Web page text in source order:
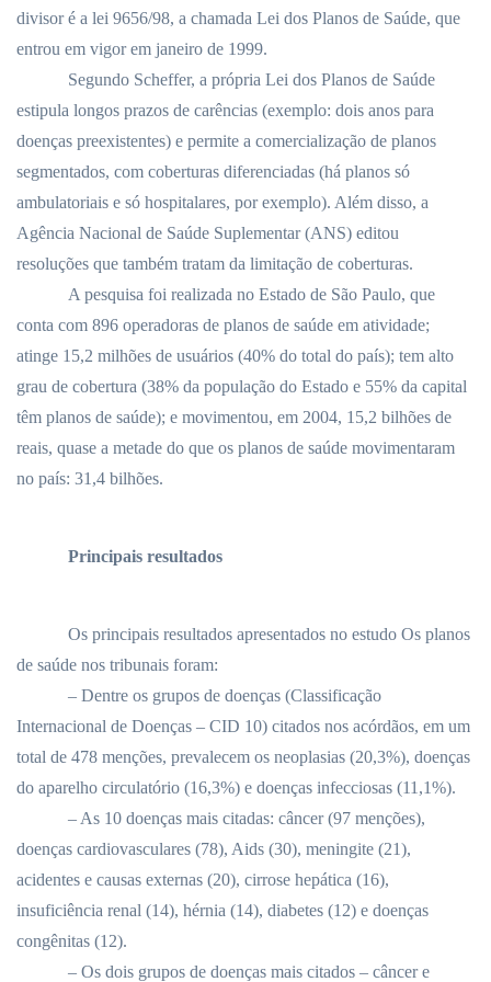
divisor é a lei 9656/98, a chamada Lei dos Planos de Saúde, que
entrou em vigor em janeiro de 1999.
Segundo Scheffer, a própria Lei dos Planos de Saúde
estipula longos prazos de carências (exemplo: dois anos para
doenças preexistentes) e permite a comercialização de planos
segmentados, com coberturas diferenciadas (há planos só
ambulatoriais e só hospitalares, por exemplo). Além disso, a
Agência Nacional de Saúde Suplementar (ANS) editou
resoluções que também tratam da limitação de coberturas.
A pesquisa foi realizada no Estado de São Paulo, que
conta com 896 operadoras de planos de saúde em atividade;
atinge 15,2 milhões de usuários (40% do total do país); tem alto
grau de cobertura (38% da população do Estado e 55% da capital
têm planos de saúde); e movimentou, em 2004, 15,2 bilhões de
reais, quase a metade do que os planos de saúde movimentaram
no país: 31,4 bilhões.
Principais resultados
Os principais resultados apresentados no estudo Os planos
de saúde nos tribunais foram:
– Dentre os grupos de doenças (Classificação
Internacional de Doenças – CID 10) citados nos acórdãos, em um
total de 478 menções, prevalecem os neoplasias (20,3%), doenças
do aparelho circulatório (16,3%) e doenças infecciosas (11,1%).
– As 10 doenças mais citadas: câncer (97 menções),
doenças cardiovasculares (78), Aids (30), meningite (21),
acidentes e causas externas (20), cirrose hepática (16),
insuficiência renal (14), hérnia (14), diabetes (12) e doenças
congênitas (12).
– Os dois grupos de doenças mais citados – câncer e